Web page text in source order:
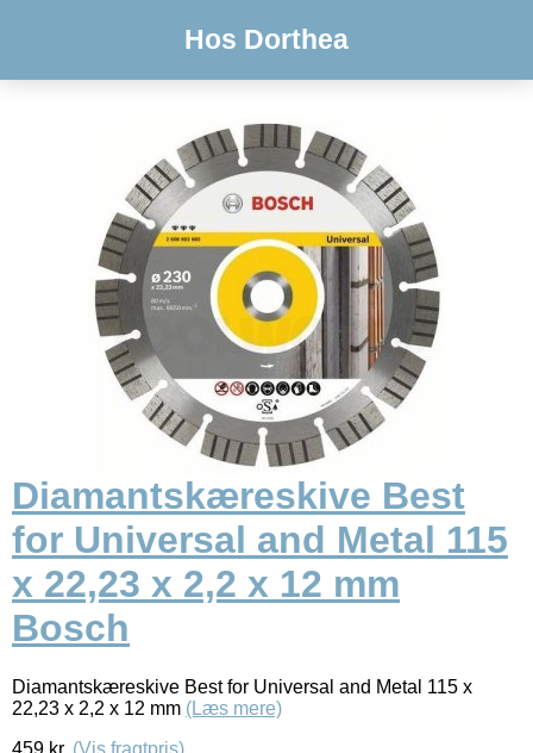
Hos Dorthea
Diamantskæreskive Best
for Universal and Metal 115
x 22,23 x 2,2 x 12 mm
Bosch
Diamantskæreskive Best for Universal and Metal 115 x
22,23 x 2,2 x 12 mm (Læs mere)
459 kr. (Vis fragtpris)